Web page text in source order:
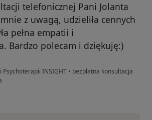
telefonicznej Pani Jolanta
mnie z uwagą, udzieliła cennych
pełna empatii i
Bardzo polecam i dziękuję:)
Psychoterapii INSIGHT • bezpłatna konsultacja